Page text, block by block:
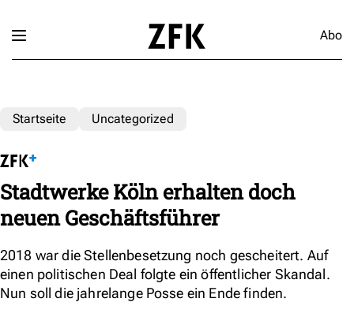
Abo
Startseite Uncategorized
Stadtwerke Köln erhalten doch
neuen Geschäftsführer
2018 war die Stellenbesetzung noch gescheitert. Auf
einen politischen Deal folgte ein öffentlicher Skandal.
Nun soll die jahrelange Posse ein Ende finden.